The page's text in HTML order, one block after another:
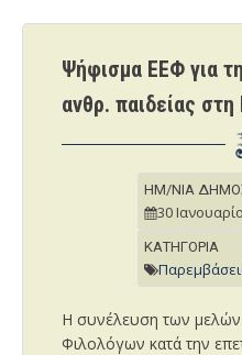
Ψήφισμα ΕΕΦ για
ανθρ. παιδείας
ΗΜ/ΝΙΑ
30
ΚΑΤΗΓΟΡΙΑ
Η συνέλευση των μελών
Φιλολόγων κατά την